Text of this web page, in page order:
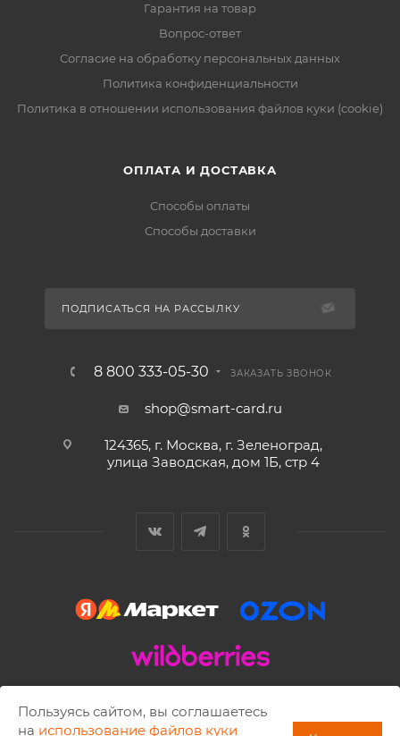
Гарантия на товар
Вопрос-ответ
Согласие на обработку персональных данных
Политика конфиденциальности
Политика в отношении использования файлов куки (cookie)
ОПЛАТА И ДОСТАВКА
Способы оплаты
Способы доставки
ПОДПИСАТЬСЯ НА РАССЫЛКУ
8 800 333-05-30 ЗАКАЗАТЬ ЗВОНОК
shop@smart-card.ru
124365, г. Москва, г. Зеленоград,
улица Заводская, дом 1Б, стр 4
2002 - 2026 © SMART-CARD.RU Все права защищены.
Копирование материалов разрешено только с письменного
Пользуясь сайтом, вы соглашаетесь
на использование файлов куки